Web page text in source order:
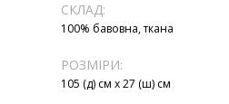
СКЛАД:
100% бавовна, ткана
РОЗМІРИ:
105 (д) см х 27 (ш) см